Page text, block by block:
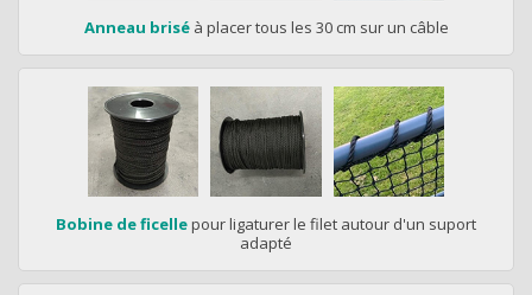
Anneau briséà placer tous les 30 cm sur un câble
Bobine de ficellepour ligaturer le filet autour d'un suport
adapté